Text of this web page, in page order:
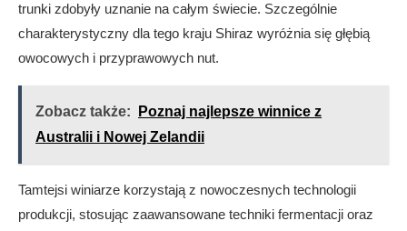
trunki zdobyły uznanie na całym świecie. Szczególnie
charakterystyczny dla tego kraju Shiraz wyróżnia się głębią
owocowych i przyprawowych nut.
Zobacz także:
Poznaj najlepsze winnice z
Australii i Nowej Zelandii
Tamtejsi winiarze korzystają z nowoczesnych technologii
produkcji, stosując zaawansowane techniki fermentacji oraz